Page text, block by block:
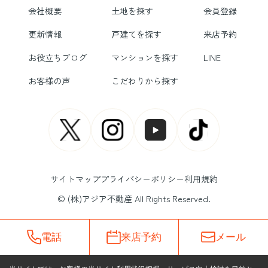
会社概要
土地を探す
会員登録
更新情報
戸建てを探す
来店予約
お役立ちブログ
マンションを探す
LINE
お客様の声
こだわりから探す
サイトマッププライバシーポリシー利用規約
© (株)アジア不動産 All Rights Reserved.
電話 来店予約 メール